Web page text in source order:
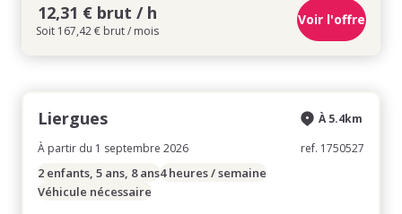
12,31 € brut / h
Soit 167,42 € brut / mois
Voir l'offre
Liergues
À partir du 1 septembre 2026
À 5.4km
ref. 1750527
2 enfants, 5 ans, 8 ans4 heures / semaine
Véhicule nécessaire